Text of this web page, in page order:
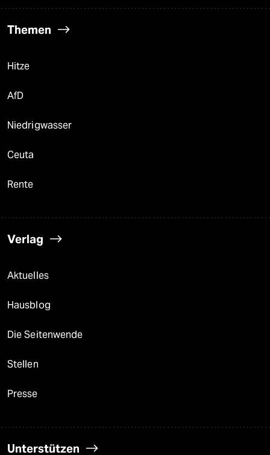
Themen
Hitze
AfD
Niedrigwasser
Ceuta
Rente
Verlag
Aktuelles
Hausblog
Die Seitenwende
Stellen
Presse
Unterstützen